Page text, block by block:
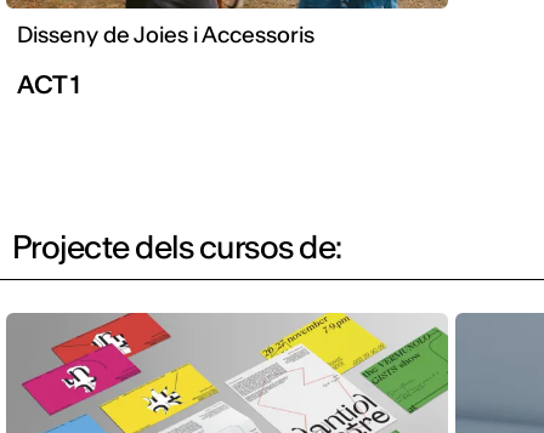
Disseny de Joies i Accessoris
ACT 1
Projecte dels cursos de: